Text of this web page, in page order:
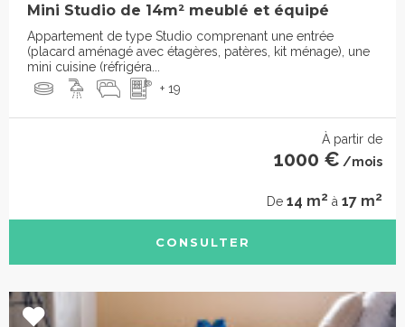
Mini Studio de 14m² meublé et équipé
Appartement de type Studio comprenant une entrée
(placard aménagé avec étagères, patères, kit ménage), une
mini cuisine (réfrigéra...
+ 19
À partir de
1000 € /mois
De 14 m2 à 17 m2
CONSULTER